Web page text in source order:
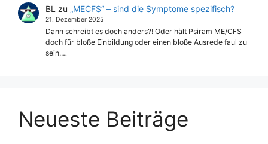
BL zu „MECFS“ – sind die Symptome spezifisch?
21. Dezember 2025
Dann schreibt es doch anders?! Oder hält Psiram ME/CFS
doch für bloße Einbildung oder einen bloße Ausrede faul zu
sein.…
Neueste Beiträge